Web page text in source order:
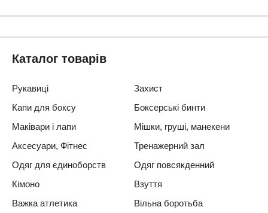
Каталог товарів
Рукавиці
Захист
Капи для боксу
Боксерські бинти
Маківари і лапи
Мішки, груші, манекени
Аксесуари, Фітнес
Тренажерний зал
Одяг для єдиноборств
Одяг повсякденний
Кімоно
Взуття
Важка атлетика
Вільна боротьба